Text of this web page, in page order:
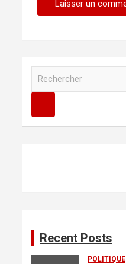
c
Recent Posts
POLITIQUE